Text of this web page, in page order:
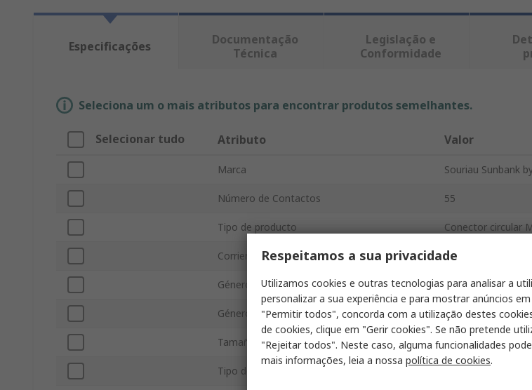
Especificações
Documentação
Técnica
Legislação e
Conformidade
Seleciona um o mais atributos para encontrar produtos semelhantes.
Selecionar tudo Atributo Valor
Marca Souriau Sunbank
Número de Contactos 55
Tipo de producto Conector circular
Corriente 5A
Género del contacto Hembra
Género del conector Macho
Tamaño de la Funda 17
Tipo de montaje
Respeitamos a sua privacidade
Utilizamos cookies e outras tecnologias para analisar a
personalizar a sua experiência e para mostrar anúncios
"Permitir todos", concorda com a utilização destes
de cookies, clique em "Gerir cookies". Se não pretende
"Rejeitar todos". Neste caso, alguma funcionalidades
mais informações, leia a nossa política de cookies.